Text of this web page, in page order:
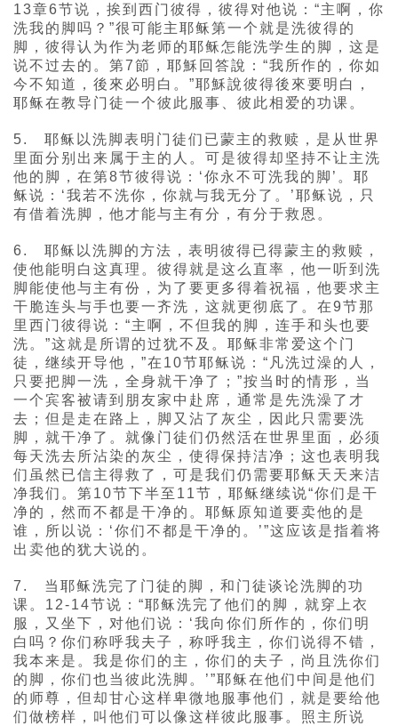
13章6节说，挨到西门彼得，彼得对他说：“主啊，你
洗我的脚吗？”很可能主耶稣第一个就是洗彼得的
脚，彼得认为作为老师的耶稣怎能洗学生的脚，这是
说不过去的。第7節，耶穌回答說：“我所作的，你如
今不知道，後來必明白。”耶穌說彼得後來要明白，
耶稣在教导门徒一个彼此服事、彼此相爱的功课。
5. 耶稣以洗脚表明门徒们已蒙主的救赎，是从世界
里面分别出来属于主的人。可是彼得却坚持不让主洗
他的脚，在第8节彼得说：‘你永不可洗我的脚’。耶
稣说：‘我若不洗你，你就与我无分了。’耶稣说，只
有借着洗脚，他才能与主有分，有分于救恩。
6. 耶稣以洗脚的方法，表明彼得已得蒙主的救赎，
使他能明白这真理。彼得就是这么直率，他一听到洗
脚能使他与主有份，为了要更多得着祝福，他要求主
干脆连头与手也要一齐洗，这就更彻底了。在9节那
里西门彼得说：“主啊，不但我的脚，连手和头也要
洗。”这就是所谓的过犹不及。耶稣非常爱这个门
徒，继续开导他，”在10节耶稣说：“凡洗过澡的人，
只要把脚一洗，全身就干净了；”按当时的情形，当
一个宾客被请到朋友家中赴席，通常是先洗澡了才
去；但是走在路上，脚又沾了灰尘，因此只需要洗
脚，就干净了。就像门徒们仍然活在世界里面，必须
每天洗去所沾染的灰尘，使得保持洁净；这也表明我
们虽然已信主得救了，可是我们仍需要耶稣天天来洁
净我们。第10节下半至11节，耶稣继续说“你们是干
净的，然而不都是干净的。耶稣原知道要卖他的是
谁，所以说：‘你们不都是干净的。’”这应该是指着将
出卖他的犹大说的。
7. 当耶稣洗完了门徒的脚，和门徒谈论洗脚的功
课。12-14节说：“耶稣洗完了他们的脚，就穿上衣
服，又坐下，对他们说：‘我向你们所作的，你们明
白吗？你们称呼我夫子，称呼我主，你们说得不错，
我本来是。我是你们的主，你们的夫子，尚且洗你们
的脚，你们也当彼此洗脚。’”耶稣在他们中间是他们
的师尊，但却甘心这样卑微地服事他们，就是要给他
们做榜样，叫他们可以像这样彼此服事。照主所说